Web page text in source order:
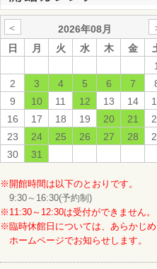
＜ 2026年08月
日
月 火 水 木 金
1
2
3 4 5 6 7
9
10 11 12 13 14
16
17 18 19 20 21
23
24 25 26 27 28
30
31
※開館時間は以下のとおりです。
9:30～16:30(予約制)
※11:30～12:30は受付ができません。
※臨時休館日については、あらかじめ
ホームページでお知らせします。